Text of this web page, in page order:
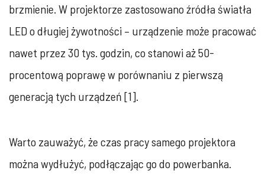
brzmienie. W projektorze ‎zastosowano źródła światła
LED o długiej żywotności – urządzenie może pracować
nawet ‎przez 30 tys. godzin, co stanowi aż 50-
procentową poprawę w porównaniu z pierwszą
generacją tych urządzeń [1].
Warto zauważyć, że czas pracy samego projektora
można wydłużyć, podłączając go do powerbanka.